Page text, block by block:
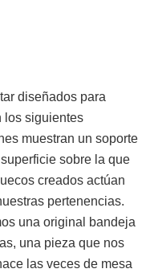
diseñados para
los siguientes
muestran un soporte
sobre la que
creados actúan
pertenencias.
una original bandeja
una pieza que nos
las veces de mesa